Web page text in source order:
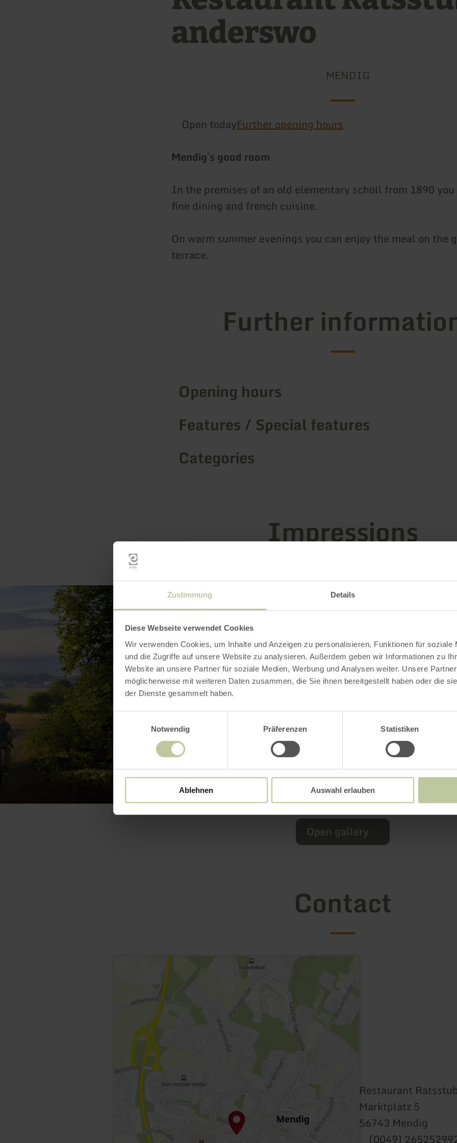
Zustimmung Details
Diese Webseite verwendet Cookies
Wir verwenden Cookies, um Inhalte und Anzeigen zu personalisieren, Funktionen für soziale
und die Zugriffe auf unsere Website zu analysieren. Außerdem geben wir Informationen zu
Website an unsere Partner für soziale Medien, Werbung und Analysen weiter. Unsere
möglicherweise mit weiteren Daten zusammen, die Sie ihnen bereitgestellt haben oder die
der Dienste gesammelt haben.
Notwendig
Präferenzen Statistiken
Ablehnen Auswahl erlauben
anderswo
MENDIG
Open todayFurther opening hours
Mendig`s good room
In the premises of an old elementary scholl from 1890 you
fine dining and french cuisine.
On warm summer evenings you can enjoy the meal on the
terrace.
Further
Opening hours
Features / Special features
Categories
Impressions
Open gallery
Contact
Restaurant
Marktplatz 5
56743 Mendig
(0049)